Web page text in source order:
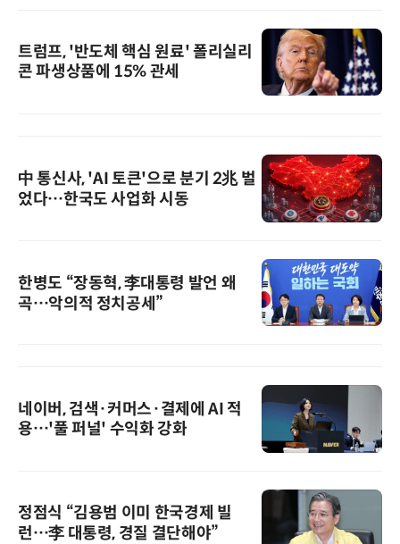
트럼프, '반도체 핵심 원료' 폴리실리
콘 파생상품에 15% 관세
中 통신사, 'AI 토큰'으로 분기 2兆 벌
었다…한국도 사업화 시동
한병도 “장동혁, 李대통령 발언 왜
곡…악의적 정치공세”
네이버, 검색·커머스·결제에 AI 적
용…'풀 퍼널' 수익화 강화
정점식 “김용범 이미 한국경제 빌
런…李 대통령, 경질 결단해야”